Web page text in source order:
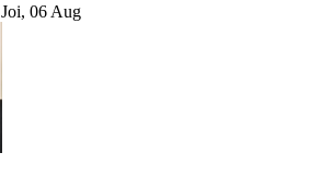
Joi, 06 Aug